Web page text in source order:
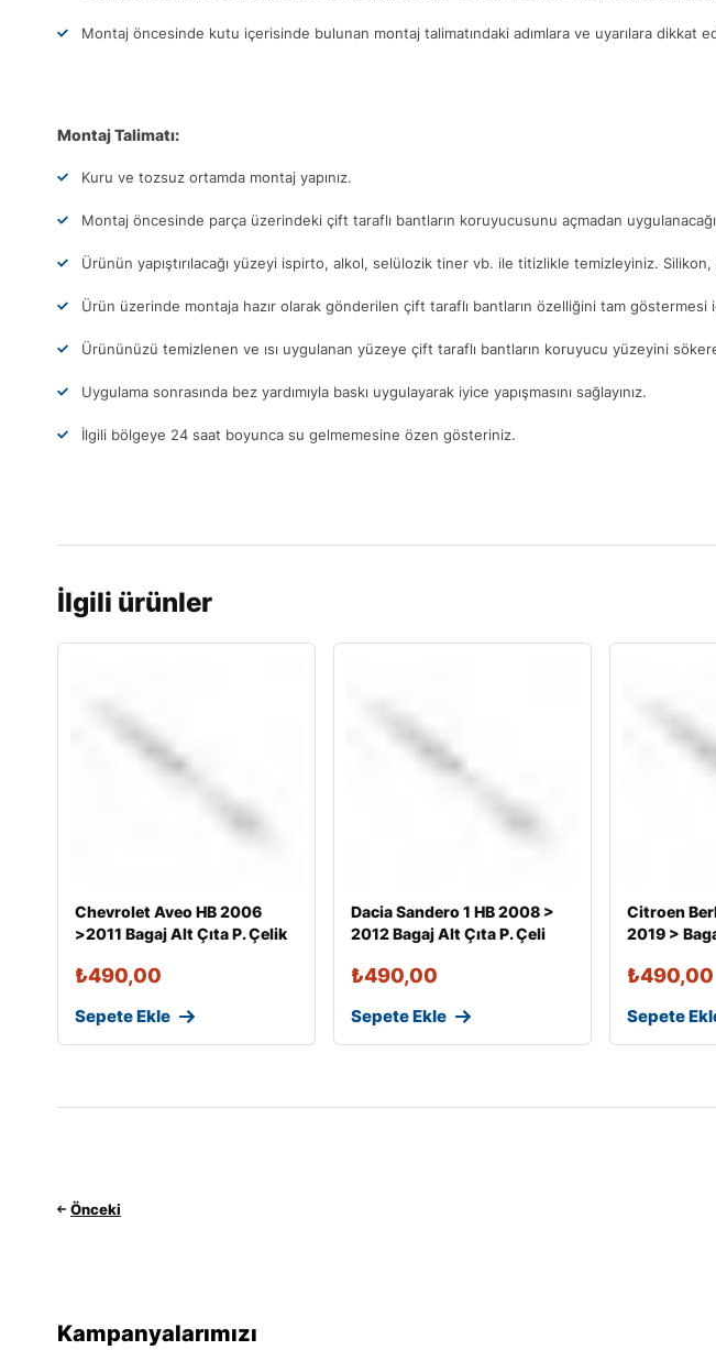
Montaj öncesinde kutu içerisinde bulunan montaj talimatındaki adımlara ve uyarılara dikkat
Montaj Talimatı:
Kuru ve tozsuz ortamda montaj yapınız.
Montaj öncesinde parça üzerindeki çift taraflı bantların koruyucusunu açmadan
Ürünün yapıştırılacağı yüzeyi ispirto, alkol, selülozik tiner vb. ile titizlikle temizleyiniz.
Ürün üzerinde montaja hazır olarak gönderilen çift taraflı bantların özelliğini tam göstermesi
Ürününüzü temizlenen ve ısı uygulanan yüzeye çift taraflı bantların koruyucu yüzeyini
Uygulama sonrasında bez yardımıyla baskı uygulayarak iyice yapışmasını sağlayınız.
İlgili bölgeye 24 saat boyunca su gelmemesine özen gösteriniz.
İlgili ürünler
Chevrolet Aveo HB 2006
>2011 Bagaj Alt Çıta P. Çelik
₺490,00
Sepete Ekle
Dacia Sandero 1 HB 2008 >
2012 Bagaj Alt Çıta P. Çeli
₺490,00
Sepete Ekle
Citroen
2019 >
₺490,00
Sepete
Önceki
Kampanyalarımızı